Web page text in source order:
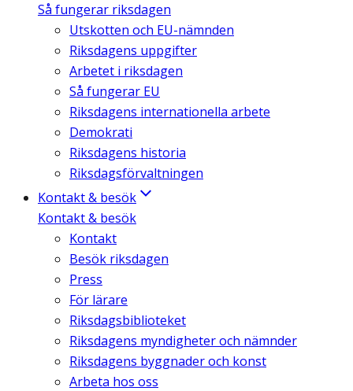
Så fungerar riksdagen
Utskotten och EU-nämnden
Riksdagens uppgifter
Arbetet i riksdagen
Så fungerar EU
Riksdagens internationella arbete
Demokrati
Riksdagens historia
Riksdagsförvaltningen
Kontakt & besök
Kontakt & besök
Kontakt
Besök riksdagen
Press
För lärare
Riksdagsbiblioteket
Riksdagens myndigheter och nämnder
Riksdagens byggnader och konst
Arbeta hos oss